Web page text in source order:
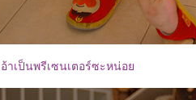
อ้าเป็นพรีเซนเตอร์ซะหน่อ